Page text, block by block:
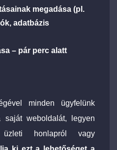
megadása (pl.
adatbázis
– pár perc alatt
minden ügyfelünk
saját weboldalát, legyen
honlapról vagy